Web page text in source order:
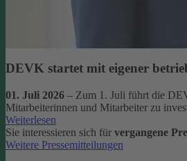
DEVK startet mit eigener
01. Juli 2026 – Zum 1. Juli führt die
Mitarbeiterinnen und Mitarbeiter zu
Weiterlesen
Sie interessieren sich für vergangene
Weitere Pressemitteilungen